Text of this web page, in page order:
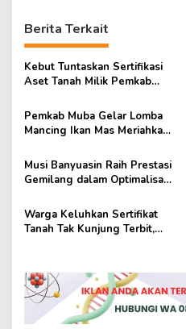
s
i
p
s
Berita Terkait
Kebut Tuntaskan Sertifikasi
Aset Tanah Milik Pemkab
Pemkab Muba Gelar Lomba
Mancing Ikan Mas Meriahkan
Musi Banyuasin Raih Prestasi
Gemilang dalam Optimalisasi
Jamsostek 2025
Warga Keluhkan Sertifikat
Tanah Tak Kunjung Terbit,